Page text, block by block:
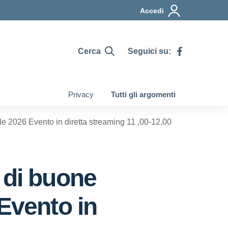
Accedi
Cerca Seguici su:
Privacy Tutti gli argomenti
2026 Evento in diretta streaming 11 ,00-12,00
buone
in